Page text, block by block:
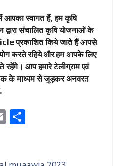
आपका स्वागत हैं, हम कृषि
द्वारा संचालित कृषि योजनाओं के
प्रकाशित किये जाते हैं आपसे
करते रहिये और हम आपके लिए
रहेंगे। आप हमारे टेलीग्राम एवं
के माध्यम से जुड़कर अनवरत
E
m